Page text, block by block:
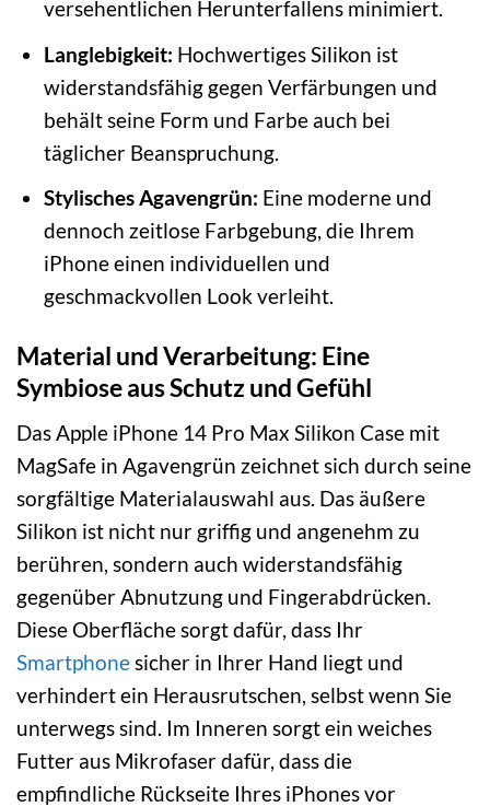
versehentlichen Herunterfallens minimiert.
Langlebigkeit: Hochwertiges Silikon ist
widerstandsfähig gegen Verfärbungen und
behält seine Form und Farbe auch bei
täglicher Beanspruchung.
Stylisches Agavengrün: Eine moderne und
dennoch zeitlose Farbgebung, die Ihrem
iPhone einen individuellen und
geschmackvollen Look verleiht.
Material und Verarbeitung: Eine
Symbiose aus Schutz und Gefühl
Das Apple iPhone 14 Pro Max Silikon Case mit
MagSafe in Agavengrün zeichnet sich durch seine
sorgfältige Materialauswahl aus. Das äußere
Silikon ist nicht nur griffig und angenehm zu
berühren, sondern auch widerstandsfähig
gegenüber Abnutzung und Fingerabdrücken.
Diese Oberfläche sorgt dafür, dass Ihr
Smartphonesicher in Ihrer Hand liegt und
verhindert ein Herausrutschen, selbst wenn Sie
unterwegs sind. Im Inneren sorgt ein weiches
Futter aus Mikrofaser dafür, dass die
empfindliche Rückseite Ihres iPhones vor